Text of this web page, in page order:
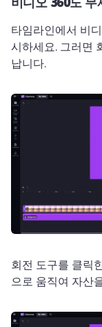
타임라인에서 비
시하세요. 그러면
납니다.
회전 도구를 클릭
으로 움직여 자산